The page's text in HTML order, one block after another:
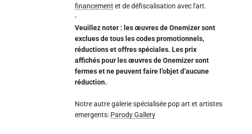
financement et de défiscalisation avec l'art.
-
Veuillez noter : les œuvres de Onemizer sont
exclues de tous les codes promotionnels,
réductions et offres spéciales. Les prix
affichés pour les œuvres de Onemizer sont
fermes et ne peuvent faire l’objet d’aucune
réduction.
Notre autre galerie spécialisée pop art et artistes
emergents: Parody Gallery